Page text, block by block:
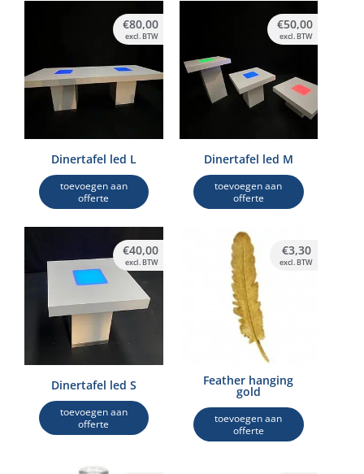
Dinertafel led L
toevoegen aan
offerte
€80,00
excl. BTW
Dinertafel led M
toevoegen aan
offerte
€50,00
excl. BTW
Dinertafel led S
toevoegen aan
offerte
€40,00
excl. BTW
Feather hanging
gold
toevoegen aan
offerte
€3,30
excl. BTW